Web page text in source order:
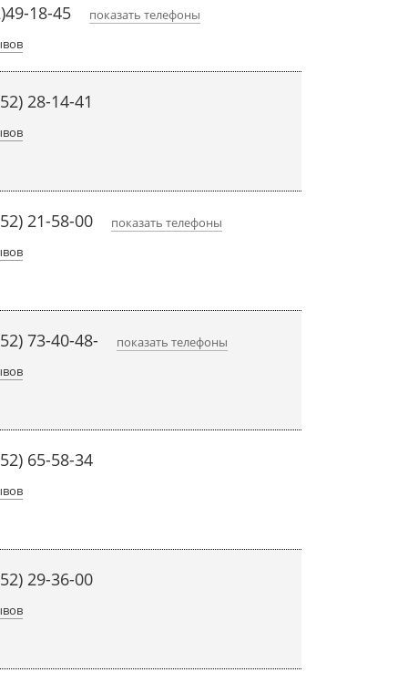
18-45
показать телефоны
28-14-41
21-58-00
показать телефоны
73-40-48-
показать телефоны
65-58-34
29-36-00